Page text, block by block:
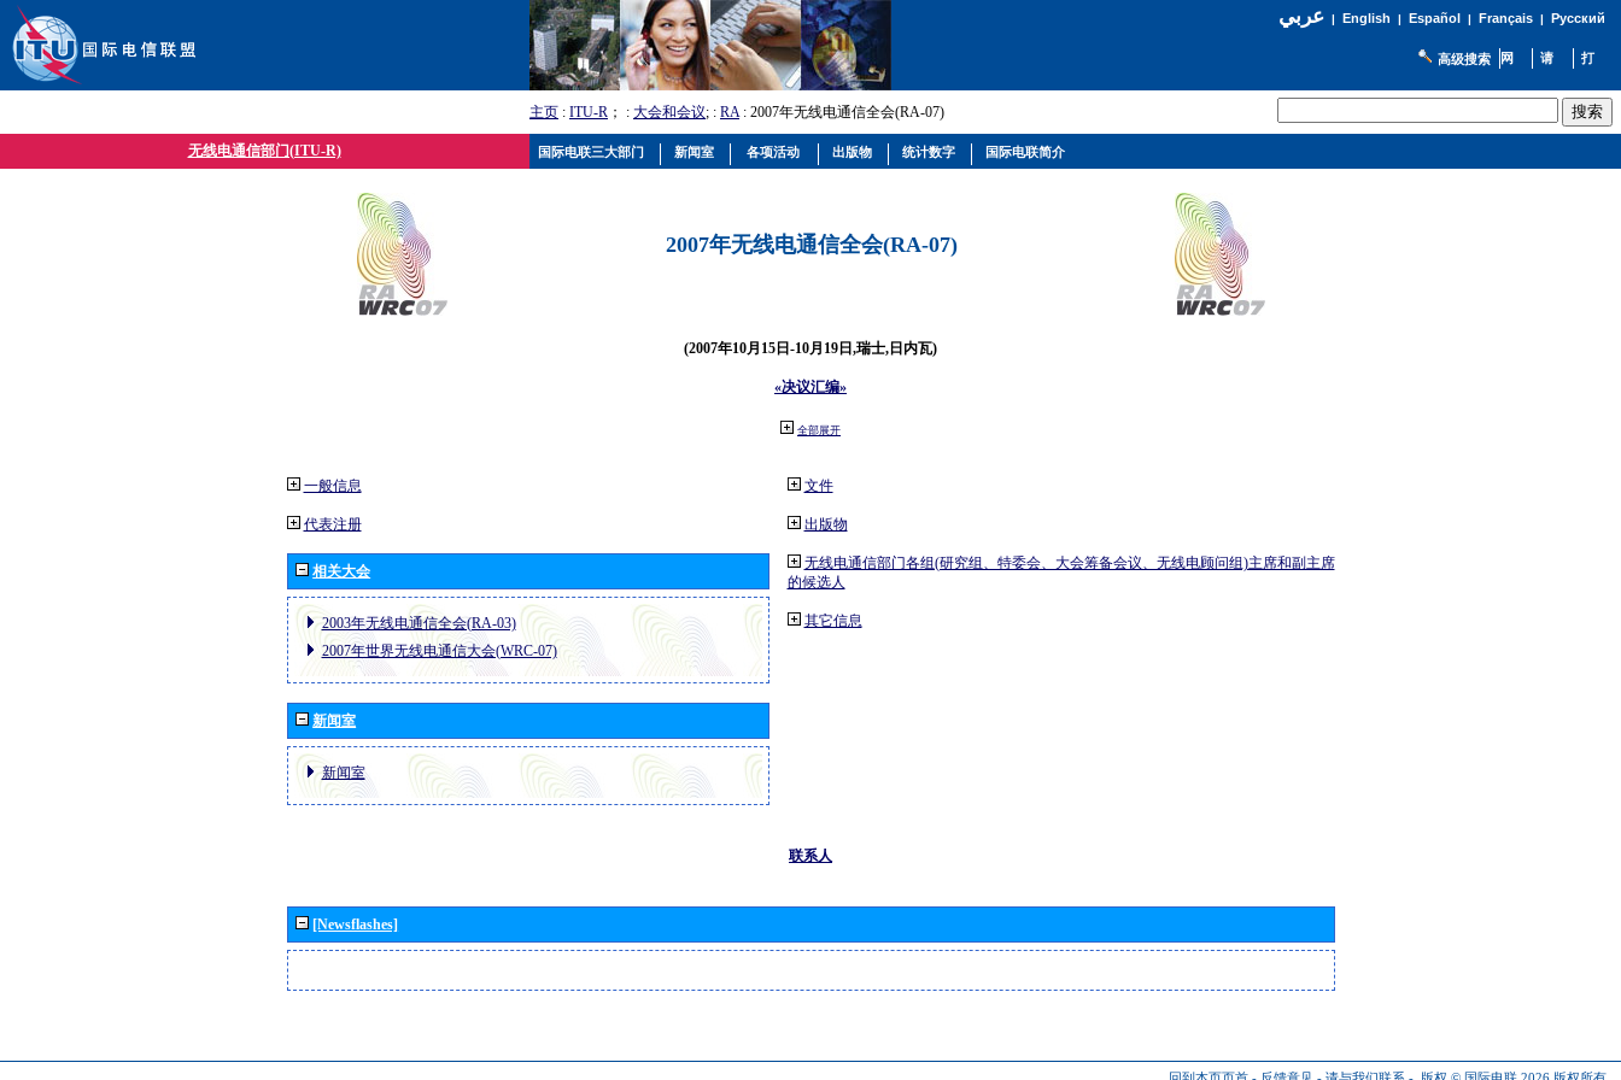
عربي| English | Español | Français| Русский
高级搜索
主页 : ITU-R ； : 大会和会议; : RA: 2007年无线电通信全会(RA-07)
无线电通信部门(ITU-R)
2007年无线电通信全会(RA-07)
(2007年10月15日-10月19日,瑞士,日内瓦)
«决议汇编»
全部展开
一般信息
代表注册
相关大会
2003年无线电通信全会(RA-03)
2007年世界无线电通信大会(WRC-07)
新闻室
新闻室
文件
出版物
无线电通信部门各组(研究组、特委会、大会筹备会议、无线电顾问组)主席和副主席
的候选人
其它信息
联系人
[Newsflashes]
国际电联三大部门 新闻室 各项活动 出版物 统计数字 国际电联简介